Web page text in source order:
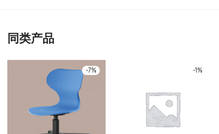
同类产品
-7% -1%